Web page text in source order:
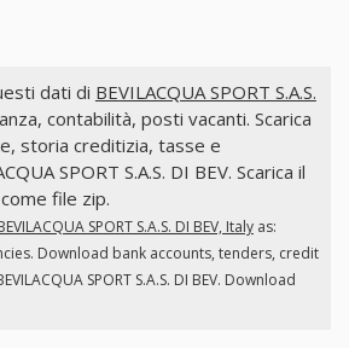
dati di BEVILACQUA SPORT S.A.S.
contabilità, posti vacanti. Scarica
storia creditizia, tasse e
SPORT S.A.S. DI BEV. Scarica il
file zip.
SPORT S.A.S. DI BEV, Italyas:
Download bank accounts, tenders, credit
SPORT S.A.S. DI BEV. Download